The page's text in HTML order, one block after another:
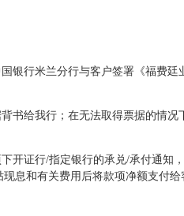
银行米兰分行与客户签署《福费廷
书给我行；在无法取得票据的情况
开证行/指定银行的承兑/承付通知
息和有关费用后将款项净额支付给